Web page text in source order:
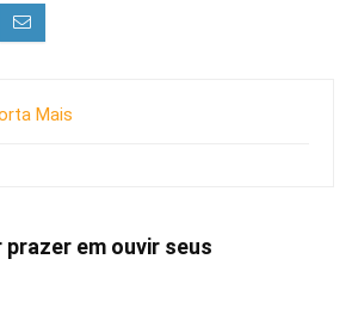
Mais
em ouvir seus